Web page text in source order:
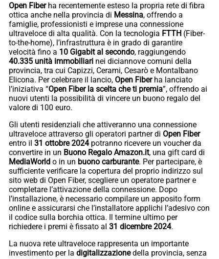
Open Fiber ha recentemente esteso la propria rete di fibra
ottica anche nella provincia di Messina, offrendo a
famiglie, professionisti e imprese una connessione
ultraveloce di alta qualità. Con la tecnologia FTTH (Fiber-
to-the-home), l’infrastruttura è in grado di garantire
velocità fino a 10 Gigabit al secondo, raggiungendo
40.335 unità immobiliari nei diciannove comuni della
provincia, tra cui Capizzi, Cerami, Cesarò e Montalbano
Elicona. Per celebrare il lancio, Open Fiberha lanciato
l’iniziativa “Open Fiber la scelta che ti premia”, offrendo ai
nuovi utenti la possibilità di vincere un buono regalo del
valore di 100 euro.
Gli utenti residenziali che attiveranno una connessione
ultraveloce attraverso gli operatori partner di Open Fiber
entro il 31 ottobre 2024potranno ricevere un voucher da
convertire in un Buono Regalo Amazon.it, una gift card di
MediaWorld o in un buono carburante. Per partecipare, è
sufficiente verificare la copertura del proprio indirizzo sul
sito web di Open Fiber, scegliere un operatore partner e
completare l’attivazione della connessione. Dopo
l’installazione, è necessario compilare un apposito form
online e assicurarsi che l’installatore applichi l’adesivo con
il codice sulla borchia ottica. Il termine ultimo per
richiedere i premi è fissato al 31 dicembre 2024.
La nuova rete ultraveloce rappresenta un importante
investimento per la digitalizzazionedella provincia, senza